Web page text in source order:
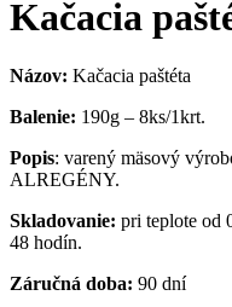
Kačacia
Názov: Kačacia paštéta
Balenie: 190g – 8ks/1krt.
Popis: varený mäsový
ALREGÉNY.
Skladovanie: pri teplote od
48 hodín.
Záručná doba: 90 dní